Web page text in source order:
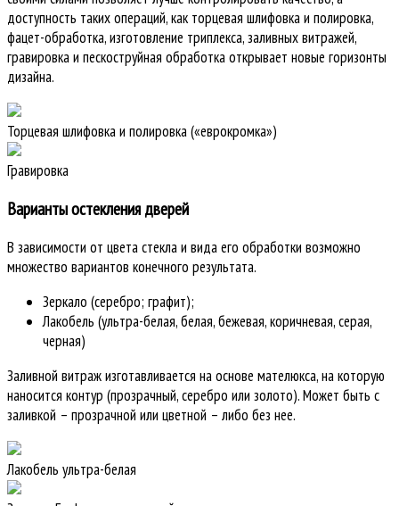
доступность таких операций, как торцевая шлифовка и полировка,
фацет-обработка, изготовление триплекса, заливных витражей,
гравировка и пескоструйная обработка открывает новые горизонты
дизайна.
Торцевая шлифовка и полировка («еврокромка»)
Гравировка
Варианты остекления дверей
В зависимости от цвета стекла и вида его обработки возможно
множество вариантов конечного результата.
Зеркало (серебро; графит);
Лакобель (ультра-белая, белая, бежевая, коричневая, серая,
черная)
Заливной витраж изготавливается на основе мателюкса, на которую
наносится контур (прозрачный, серебро или золото). Может быть с
заливкой – прозрачной или цветной – либо без нее.
Лакобель ультра-белая